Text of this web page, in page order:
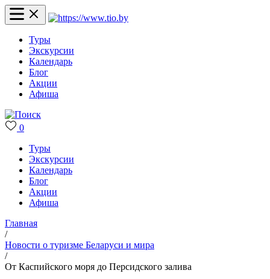
Туры
Экскурсии
Календарь
Блог
Акции
Афиша
0
Туры
Экскурсии
Календарь
Блог
Акции
Афиша
Главная
/
Новости о туризме Беларуси и мира
/
От Каспийского моря до Персидского залива